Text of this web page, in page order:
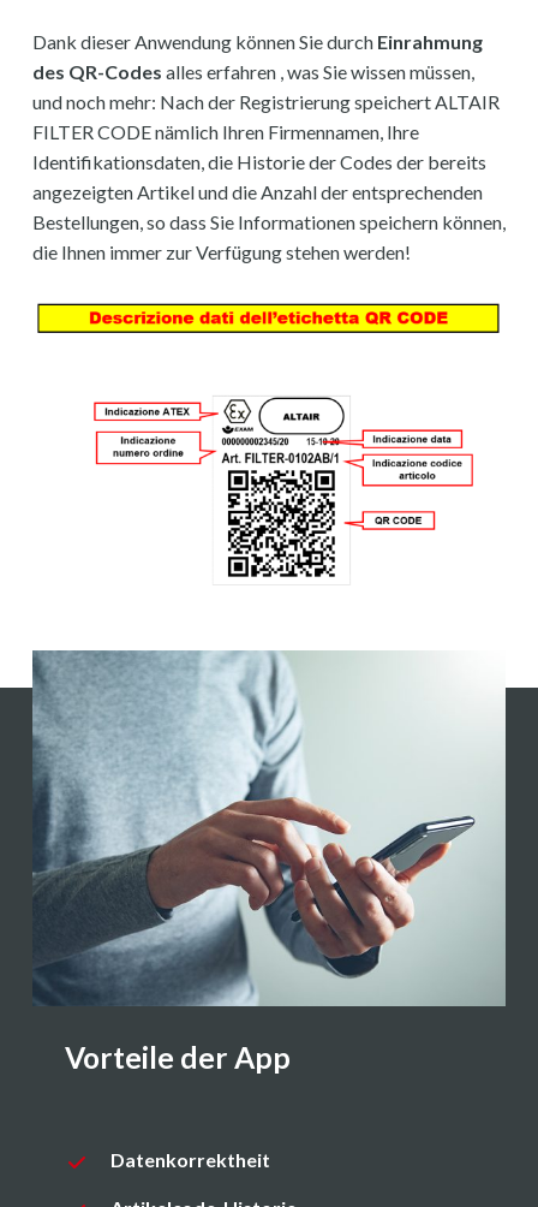
Dank dieser Anwendung können Sie durch Einrahmung
des QR-Codes alles erfahren , was Sie wissen müssen,
und noch mehr: Nach der Registrierung speichert ALTAIR
FILTER CODE nämlich Ihren Firmennamen, Ihre
Identifikationsdaten, die Historie der Codes der bereits
angezeigten Artikel und die Anzahl der entsprechenden
Bestellungen, so dass Sie Informationen speichern können,
die Ihnen immer zur Verfügung stehen werden!
Vorteile der App
Datenkorrektheit